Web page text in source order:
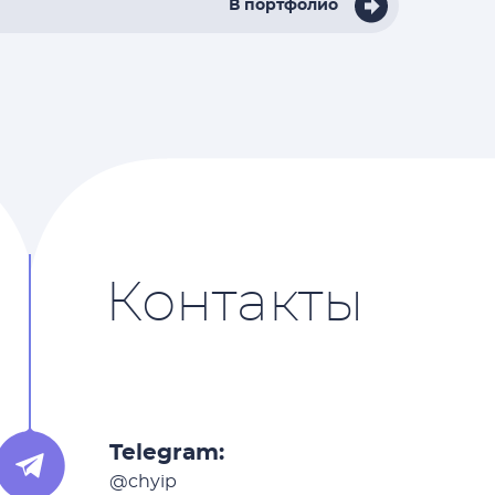
В портфолио
Контакты
Telegram:
@chyip